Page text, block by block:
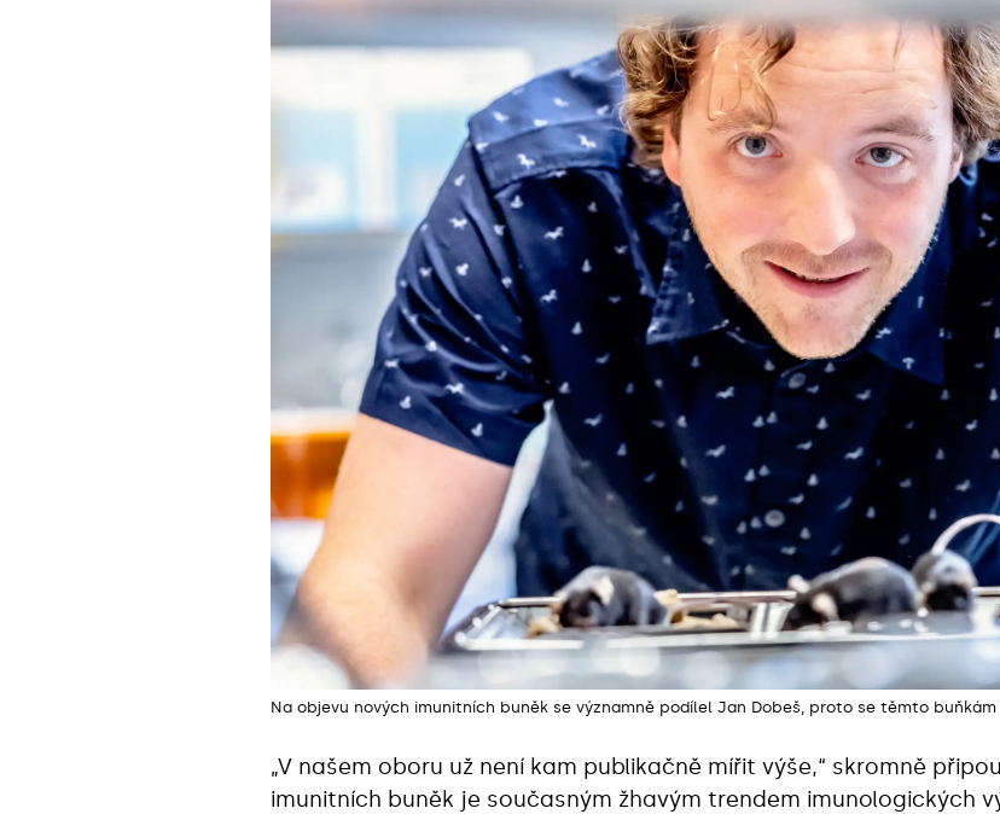
Na objevu nových imunitních buněk se významně podílel Jan Dobeš, proto se těmto buňkám
„V našem oboru už není kam publikačně mířit výše,“ skromně
imunitních buněk je současným žhavým trendem imunologických